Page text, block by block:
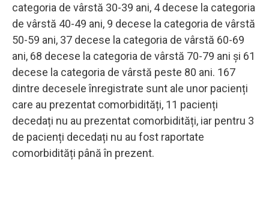
categoria de vârstă 30-39 ani, 4 decese la categoria
de vârstă 40-49 ani, 9 decese la categoria de vârstă
50-59 ani, 37 decese la categoria de vârstă 60-69
ani, 68 decese la categoria de vârstă 70-79 ani și 61
decese la categoria de vârstă peste 80 ani. 167
dintre decesele înregistrate sunt ale unor pacienți
care au prezentat comorbidități, 11 pacienți
decedați nu au prezentat comorbidități, iar pentru 3
de pacienți decedați nu au fost raportate
comorbidități până în prezent.